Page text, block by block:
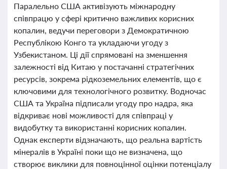
Паралельно США активізують міжнародну
співпрацю у сфері критично важливих корисних
копалин, ведучи переговори з Демократичною
Республікою Конго та укладаючи угоду з
Узбекистаном. Ці дії спрямовані на зменшення
залежності від Китаю у постачанні стратегічних
ресурсів, зокрема рідкоземельних елементів, що є
ключовими для технологічного розвитку. Водночас
США та Україна підписали угоду про надра, яка
відкриває нові можливості для співпраці у
видобутку та використанні корисних копалин.
Однак експерти відзначають, що реальна вартість
мінералів в Україні поки що не визначена, що
створює виклики для повноцінної оцінки потенціалу